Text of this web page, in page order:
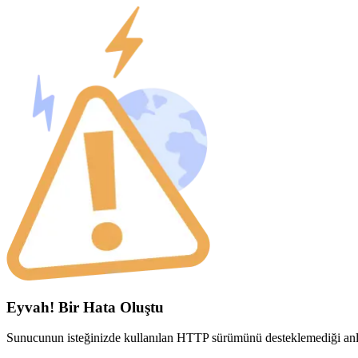
Eyvah! Bir Hata Oluştu
Sunucunun isteğinizde kullanılan HTTP sürümünü desteklemediği